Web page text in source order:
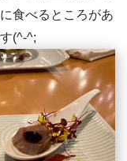
食べるところがあ
(^-^;